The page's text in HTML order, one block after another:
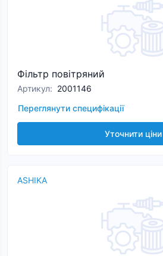
Фільтр повітряний
Артикул: 2001146
Переглянути специфікації
Уточнити ціни
ASHIKA